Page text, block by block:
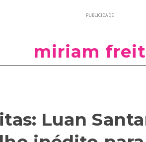
PUBLICIDADE
miriam
Luan